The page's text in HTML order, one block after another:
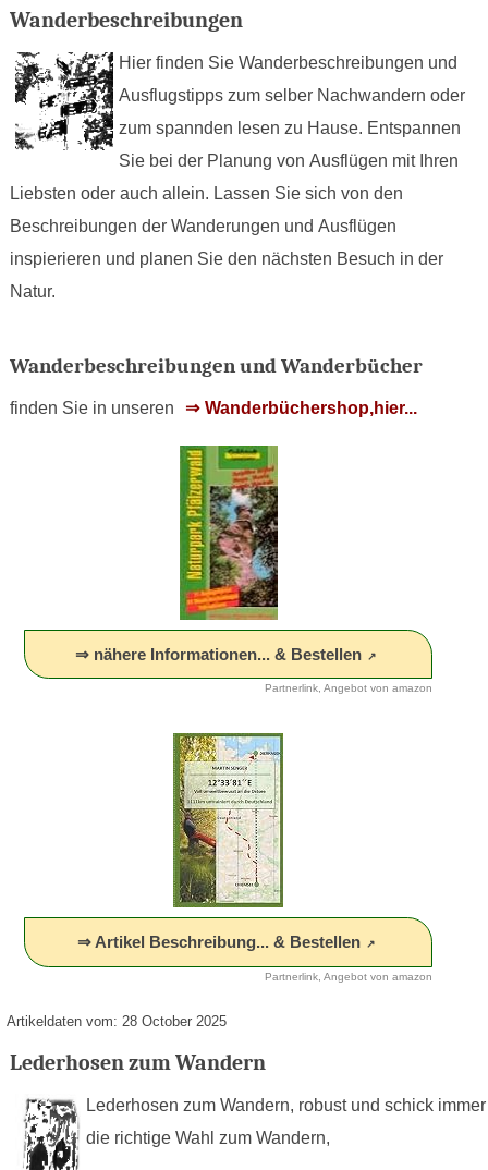
Wanderbeschreibungen
Hier finden Sie Wanderbeschreibungen und
Ausflugstipps zum selber Nachwandern oder
zum spannden lesen zu Hause. Entspannen
Sie bei der Planung von Ausflügen mit Ihren
Liebsten oder auch allein. Lassen Sie sich von den
Beschreibungen der Wanderungen und Ausflügen
inspierieren und planen Sie den nächsten Besuch in der
Natur.
Wanderbeschreibungen und Wanderbücher
finden Sie in unseren Wanderbüchershop,hier...
⇒ nähere Informationen... & Bestellen
Partnerlink, Angebot von amazon
⇒ Artikel Beschreibung... & Bestellen
Partnerlink, Angebot von amazon
Artikeldaten vom: 28 October 2025
Lederhosen zum Wandern
Lederhosen zum Wandern, robust und schick immer
die richtige Wahl zum Wandern,